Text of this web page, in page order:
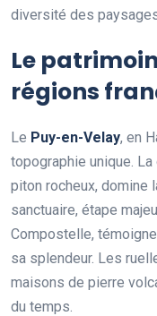
diversité des
Le
régions
Le Puy-en-Velay, en
topographie unique.
piton rocheux, domine
sanctuaire, étape
Compostelle,
sa splendeur. Les
maisons de pierre
du temps.